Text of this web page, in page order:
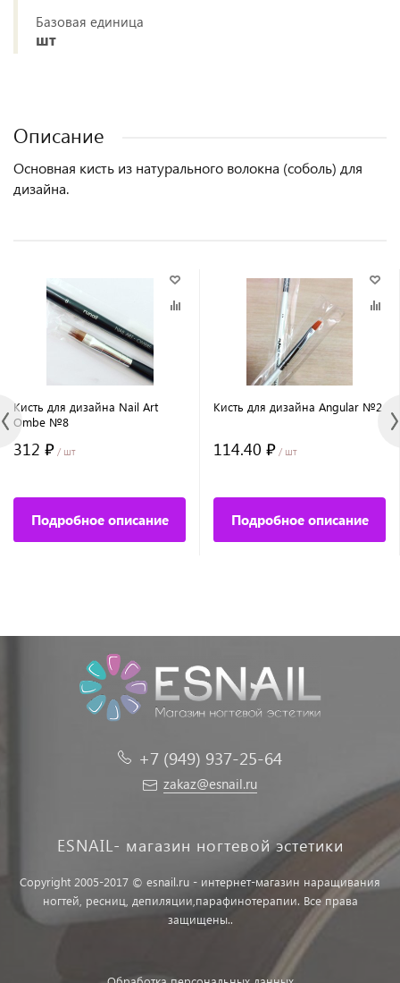
Базовая единица
шт
Описание
Основная кисть из натурального волокна (соболь) для
дизайна.
Кисть для дизайна Nail Art
Ombe №8
312 ₽ / шт
Подробное описание
Кисть для дизайна Angular №2
114.40 ₽ / шт
Подробное описание
+7 (949) 937-25-64
zakaz@esnail.ru
ESNAIL- магазин ногтевой эстетики
Copyright 2005-2017 © esnail.ru - интернет-магазин наращивания
ногтей, ресниц, депиляции,парафинотерапии. Все права
защищены..